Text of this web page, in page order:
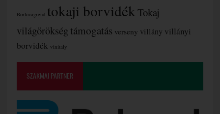
Borlovagrend tokaji borvidékTokaj
világörökségtámogatás verseny villány villányi
borvidék vinitaly
SZAKMAI PARTNER